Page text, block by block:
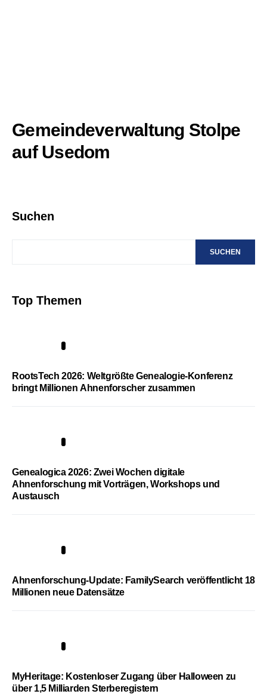
Gemeindeverwaltung Stolpe
auf Usedom
Suchen
SUCHEN
Top Themen
RootsTech 2026: Weltgrößte Genealogie-Konferenz
bringt Millionen Ahnenforscher zusammen
Genealogica 2026: Zwei Wochen digitale
Ahnenforschung mit Vorträgen, Workshops und
Austausch
Ahnenforschung-Update: FamilySearch veröffentlicht 18
Millionen neue Datensätze
MyHeritage: Kostenloser Zugang über Halloween zu
über 1,5 Milliarden Sterberegistern